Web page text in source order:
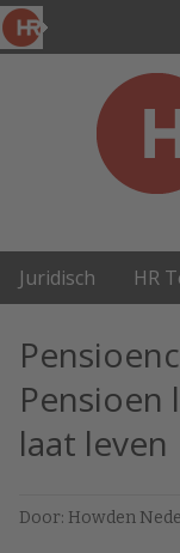
Juridisch HR
Pensioen
laat leven
Door: Howden